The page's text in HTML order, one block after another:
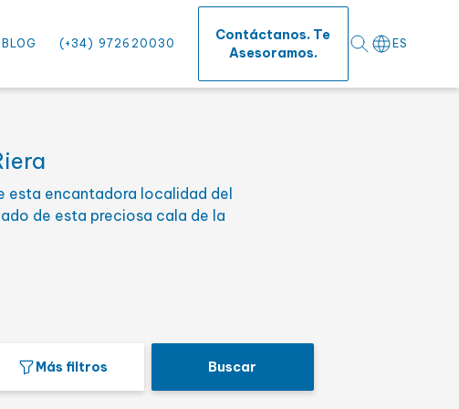
ES
BLOG (+34) 972620030
Contáctanos. Te
Asesoramos.
superfícies
esta encantadora localidad del
de esta preciosa cala de la
Más filtros Buscar